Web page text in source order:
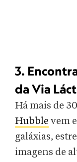
3.
da Via
Há mais de
Hubble vem
galáxias,
imagens de